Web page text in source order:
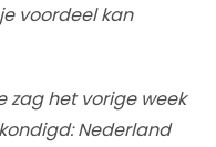
voordeel kan
zag het vorige week
Nederland